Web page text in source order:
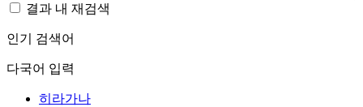
결과 내 재검색
인기 검색어
다국어 입력
히라가나